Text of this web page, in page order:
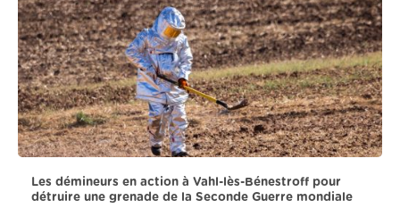
Les démineurs en action à Vahl-lès-Bénestroff pour
détruire une grenade de la Seconde Guerre mondiale